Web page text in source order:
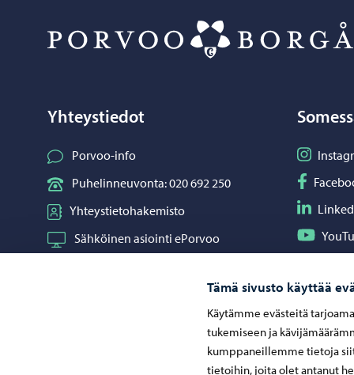
Tämä sivusto käyttää
Käytämme evästeitä
tukemiseen ja
kumppaneillemme tietoja
tietoihin, joita olet antanut
Yhteystiedot
Porvoo-info
Puhelinneuvonta: 020 692 250
Yhteystietohakemisto
Sähköinen asiointi ePorvoo
Seuraa
Seuraa
Seuraa
Seuraa